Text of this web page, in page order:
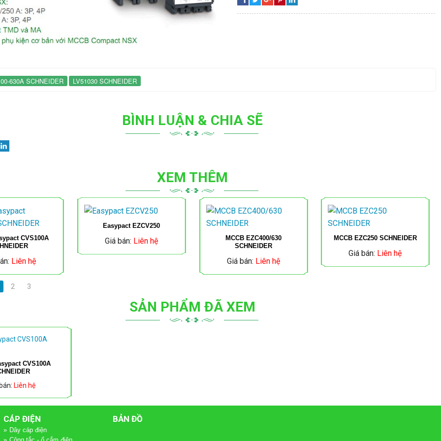
PHÁT
MẶT TRỜI
MÁNG CÁP
630A SCHNEIDER LV51030 SCHNEIDER
BÌNH LUẬN & CHIA SẼ
XEM THÊM
CVS100A
Liên hệ
Easypact EZCV250
Giá bán: Liên hệ
MCCB EZC400/630
SCHNEIDER
Giá bán: Liên hệ
MCCB EZC250 SCHNEIDER
Giá bán: Liên hệ
2 3
SẢN PHẨM ĐÃ XEM
CVS100A
Liên hệ
CÁP ĐIỆN
Dây cáp điện
BẢN ĐỒ